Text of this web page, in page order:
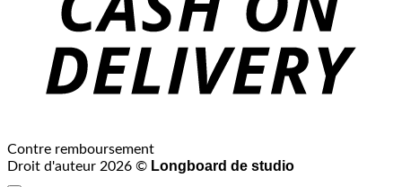
Contre remboursement
Droit d'auteur 2026 © Longboard de studio